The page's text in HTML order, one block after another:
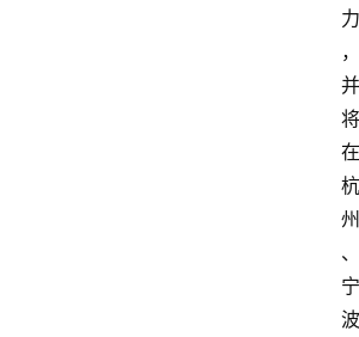
力
，
并
将
在
杭
州
、
宁
波